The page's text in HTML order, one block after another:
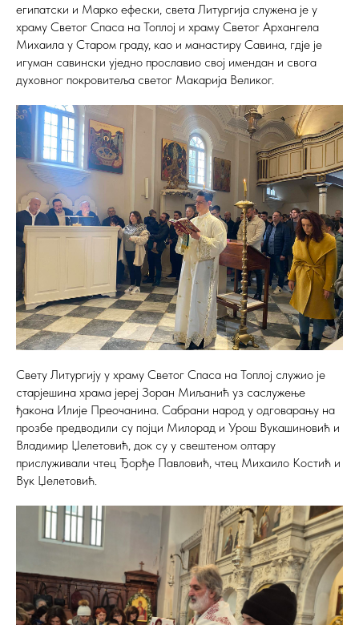
египатски и Марко ефески, света Литургија служена је у
храму Светог Спаса на Топлој и храму Светог Архангела
Михаила у Старом граду, као и манастиру Савина, гдје је
игуман савински уједно прославио свој имендан и свога
духовног покровитеља светог Макарија Великог.
Свету Литургију у храму Светог Спаса на Топлој служио је
старјешина храма јереј Зоран Миљанић уз саслужење
ђакона Илије Преочанина. Сабрани народ у одговарању на
прозбе предводили су појци Милорад и Урош Вукашиновић и
Владимир Џелетовић, док су у свештеном олтару
прислуживали чтец Ђорђе Павловић, чтец Михаило Костић и
Вук Џелетовић.